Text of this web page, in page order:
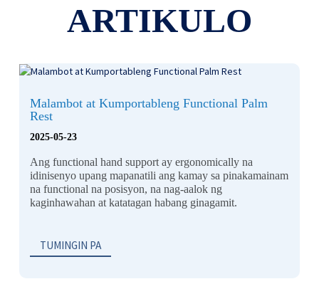
ARTIKULO
Malambot at Kumportableng Functional Palm
Rest
2025-05-23
Ang functional hand support ay ergonomically na
idinisenyo upang mapanatili ang kamay sa pinakamainam
na functional na posisyon, na nag-aalok ng
kaginhawahan at katatagan habang ginagamit.
TUMINGIN PA